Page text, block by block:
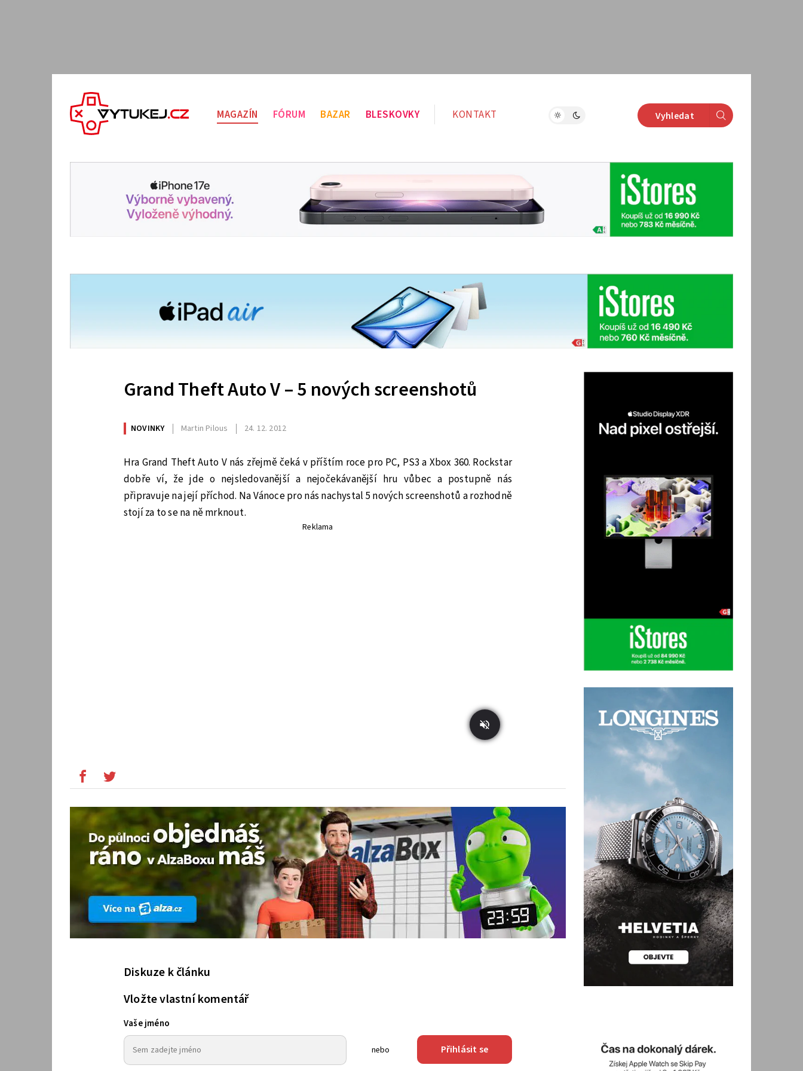
MAGAZÍN FÓRUM BAZAR BLESKOVKY KONTAKT Vyhledat
Grand Theft Auto V – 5 nových screenshotů
NOVINKY Martin Pilous 24. 12. 2012
Hra Grand Theft Auto V nás zřejmě čeká v příštím roce pro PC, PS3 a Xbox 360. Rockstar
dobře ví, že jde o nejsledovanější a nejočekávanější hru vůbec a postupně nás
připravuje na její příchod. Na Vánoce pro nás nachystal 5 nových screenshotů a rozhodně
stojí za to se na ně mrknout.
Reklama
Diskuze k článku
Vložte vlastní komentář
Vaše jméno
nebo Přihlásit se